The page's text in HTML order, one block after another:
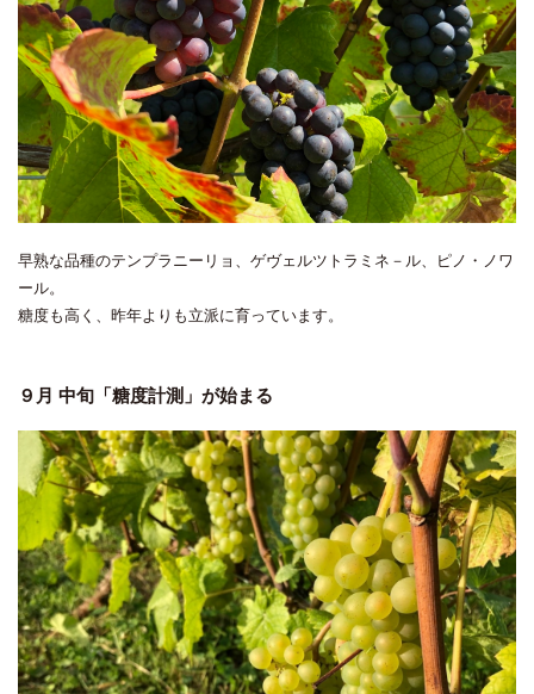
早熟な品種のテンプラニーリョ、ゲヴェルツトラミネ－ル、ピノ・ノワ
ール。
糖度も高く、昨年よりも立派に育っています。
９月 中旬「糖度計測」が始まる